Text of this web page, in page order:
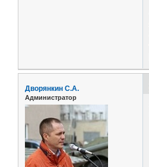
Дворянкин С.А.
Администратор